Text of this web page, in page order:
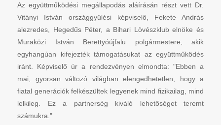
Az együttműködési megállapodás aláírásán részt vett Dr.
Vitányi István országgyűlési képviselő, Fekete András
alezredes, Hegedűs Péter, a Bihari Lövészklub elnöke és
Muraközi István Berettyóújfalu polgármestere, akik
egyhangúan kifejezték támogatásukat az együttműködés
iránt. Képviselő úr a rendezvényen elmondta: "Ebben a
mai, gyorsan változó világban elengedhetetlen, hogy a
fiatal generációk felkészültek legyenek mind fizikailag, mind
lelkileg. Ez a partnerség kiváló lehetőséget teremt
számukra."